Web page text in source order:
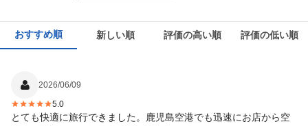
おすすめ順 新しい順 評価の高い順 評価の低い順
2026/06/09
5.0
とても快適に旅行できました。鹿児島空港でも迅速にお店から空